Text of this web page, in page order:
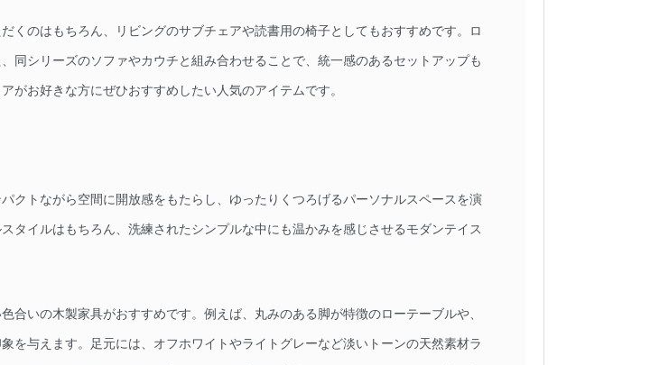
くのはもちろん、リビングのサブチェアや読書用の椅子としてもおすすめです。ロ
同シリーズのソファやカウチと組み合わせることで、統一感のあるセットアップも
がお好きな方にぜひおすすめしたい人気のアイテムです。
クトながら空間に開放感をもたらし、ゆったりくつろげるパーソナルスペースを演
タイルはもちろん、洗練されたシンプルな中にも温かみを感じさせるモダンテイス
いの木製家具がおすすめです。例えば、丸みのある脚が特徴のローテーブルや、
を与えます。足元には、オフホワイトやライトグレーなど淡いトーンの天然素材ラ